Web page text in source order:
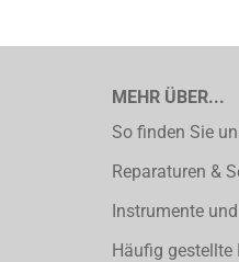
MEHR ÜBER...
So finden Sie
Reparaturen &
Instrumente
Häufig gestellte